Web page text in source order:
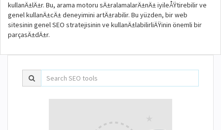
kullanÄ±lÄ±r. Bu, arama motoru sÄ±ralamalarÄ±nÄ± iyileÅŸtirebilir ve
genel kullanÄ±cÄ± deneyimini artÄ±rabilir. Bu yüzden, bir web
sitesinin genel SEO stratejisinin ve kullanÄ±labilirliÄŸinin önemli bir
parçasÄ±dÄ±r.